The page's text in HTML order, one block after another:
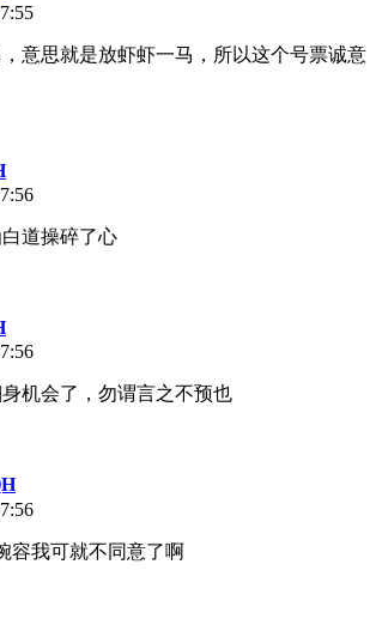
意思就是放虾虾一马，所以这个号票诚意
道操碎了心
机会了，勿谓言之不预也
容我可就不同意了啊